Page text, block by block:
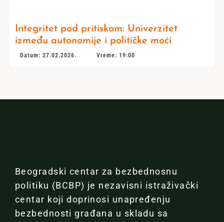
Integritet pod pritiskom: Univerzitet
između autonomije i političke moći
Datum: 27.02.2026. Vreme: 19:00
Beogradski centar za bezbednosnu
politiku (BCBP) je nezavisni istraživački
centar koji doprinosi unapređenju
bezbednosti građana u skladu sa